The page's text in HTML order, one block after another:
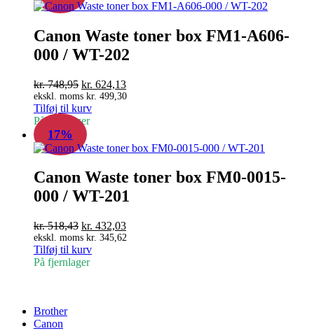
Canon Waste toner box FM1-A606-
000 / WT-202
kr.748,95 Den
oprindelige
pris
var:
kr. 748,95.
kr. 624,13Den
aktuelle
ekskl. moms kr. 499,30
Tilføj til kurv
På fjernlager
17%
Canon Waste toner box FM0-0015-
000 / WT-201
kr.518,43 Den
oprindelige
pris
var:
kr. 432,03Den
aktuelle
ekskl. moms kr. 345,62
Tilføj til kurv
På fjernlager
Brother
Canon